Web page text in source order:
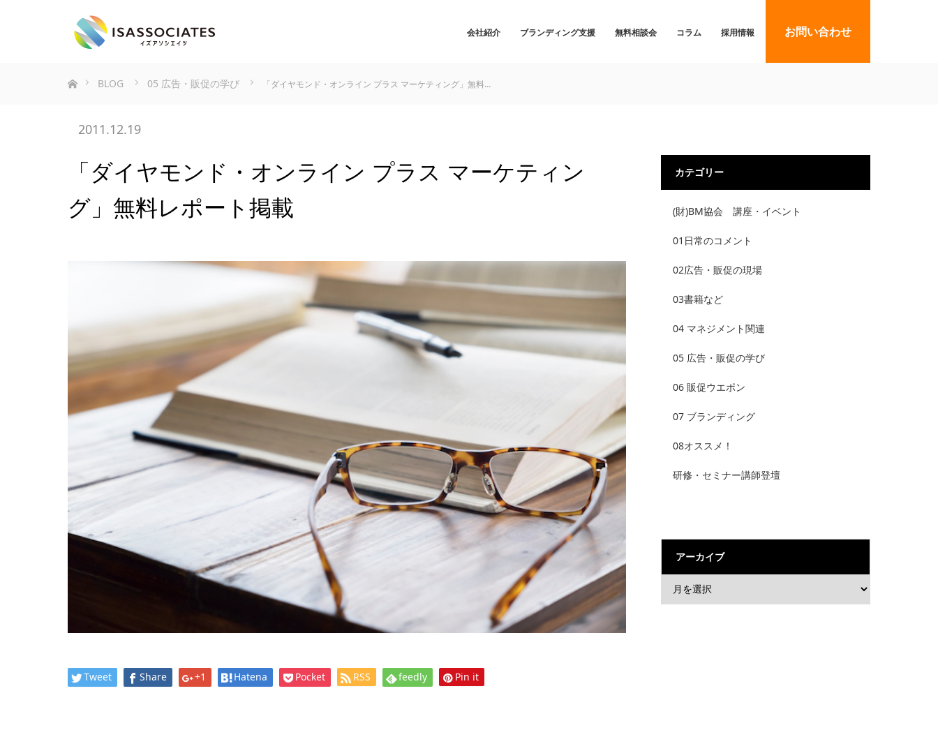
会社紹介 ブランディング支援 無料相談会 コラム 採用情報 お問い合わせ
BLOG
05 広告・販促の学び 「ダイヤモンド・オンライン プラス マーケティング」無料…
2011.12.19
「ダイヤモンド・オンライン プラス マーケティン
グ」無料レポート掲載
Tweet Share +1 Hatena Pocket RSS feedly Pin it
カテゴリー
(財)BM協会 講座・イベント
01日常のコメント
02広告・販促の現場
03書籍など
04 マネジメント関連
05 広告・販促の学び
06 販促ウエポン
07 ブランディング
08オススメ！
研修・セミナー講師登壇
アーカイブ